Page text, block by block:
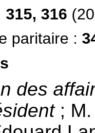
315, 316
paritaire :
des
;